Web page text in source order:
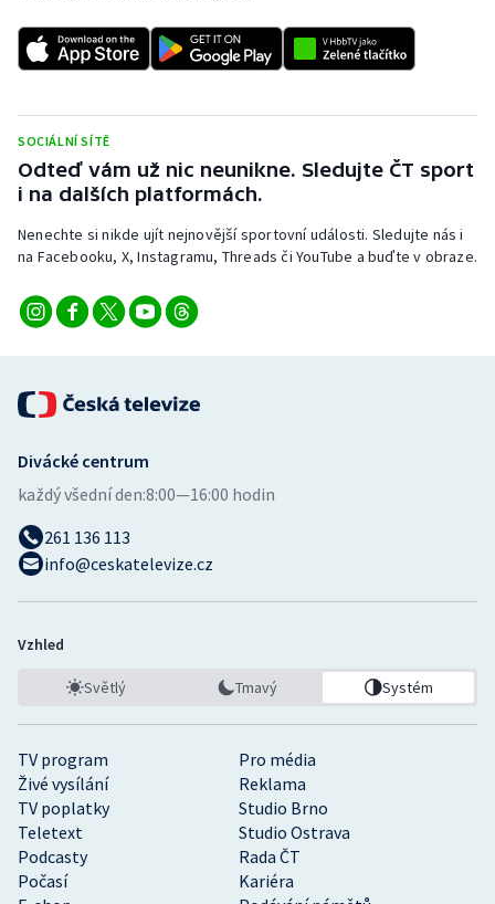
SOCIÁLNÍ SÍTĚ
Odteď vám už nic neunikne. Sledujte ČT sport
i na dalších platformách.
Nenechte si nikde ujít nejnovější sportovní události. Sledujte nás i
na Facebooku, X, Instagramu, Threads či YouTube a buďte v obraze.
TV program
Pro média
Živé vysílání
Reklama
TV poplatky
Studio Brno
Teletext
Studio Ostrava
Podcasty
Rada ČT
Počasí
Kariéra
Divácké centrum
každý všední den:8:00—16:00 hodin
261 136 113
info@ceskatelevize.cz
Vzhled
Světlý Tmavý Systém